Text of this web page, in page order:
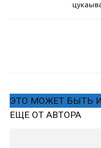
ЭТО МОЖЕТ БЫТЬ
ЕЩЕ ОТ АВТОРА